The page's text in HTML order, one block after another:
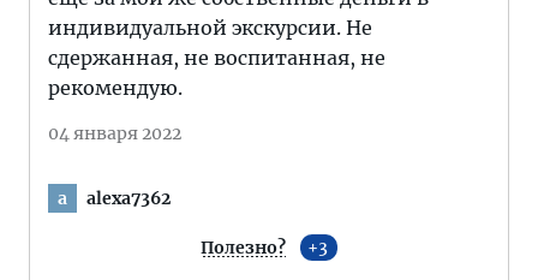
индивидуальной экскурсии. Не
сдержанная, не воспитанная, не
рекомендую.
04 января 2022
a alexa7362
Полезно? 3